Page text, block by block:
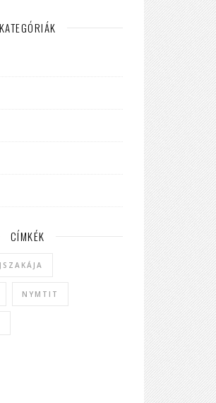
KATEGÓRIÁK
CÍMKÉK
NYMTIT